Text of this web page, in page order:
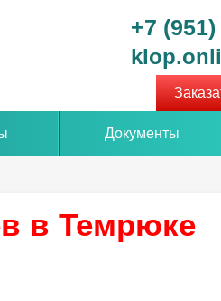
+7
Документы
в Темрюке